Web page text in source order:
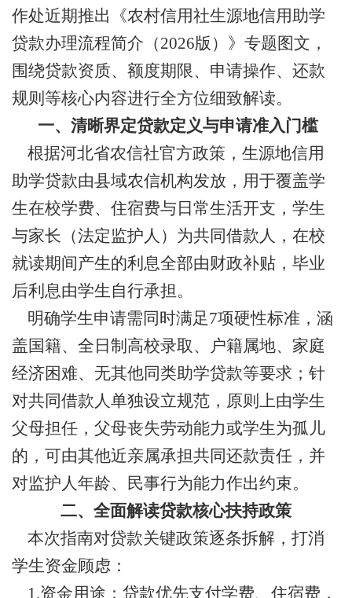
作处近期推出《农村信用社生源地信用助学
贷款办理流程简介（2026版）》专题图文，
围绕贷款资质、额度期限、申请操作、还款
规则等核心内容进行全方位细致解读。
一、清晰界定贷款定义与申请准入门槛
根据河北省农信社官方政策，生源地信用
助学贷款由县域农信机构发放，用于覆盖学
生在校学费、住宿费与日常生活开支，学生
与家长（法定监护人）为共同借款人，在校
就读期间产生的利息全部由财政补贴，毕业
后利息由学生自行承担。
明确学生申请需同时满足7项硬性标准，涵
盖国籍、全日制高校录取、户籍属地、家庭
经济困难、无其他同类助学贷款等要求；针
对共同借款人单独设立规范，原则上由学生
父母担任，父母丧失劳动能力或学生为孤儿
的，可由其他近亲属承担共同还款责任，并
对监护人年龄、民事行为能力作出约束。
二、全面解读贷款核心扶持政策
本次指南对贷款关键政策逐条拆解，打消
学生资金顾虑：
1.资金用途：贷款优先支付学费、住宿费，